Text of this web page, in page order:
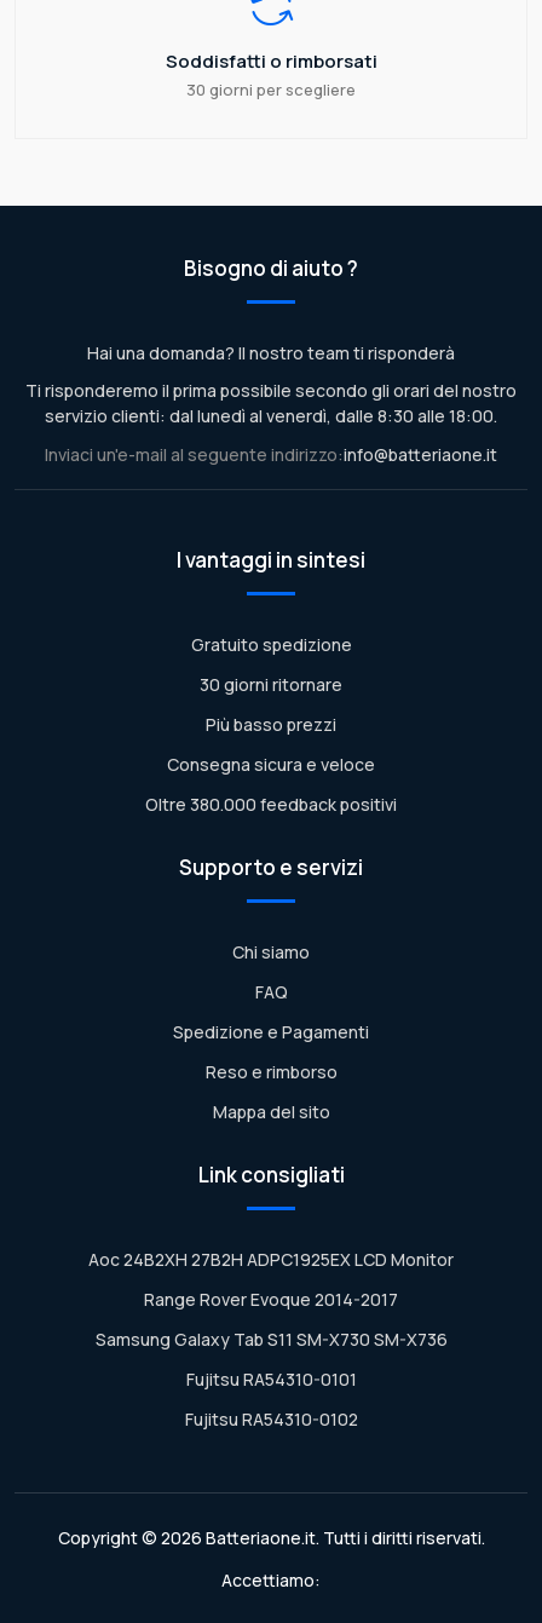
Soddisfatti o rimborsati
30 giorni per scegliere
Bisogno di aiuto ?
Hai una domanda? Il nostro team ti risponderà
Ti risponderemo il prima possibile secondo gli orari del nostro
servizio clienti: dal lunedì al venerdì, dalle 8:30 alle 18:00.
Inviaci un'e-mail al seguente indirizzo:info@batteriaone.it
I vantaggi in sintesi
Gratuito spedizione
30 giorni ritornare
Più basso prezzi
Consegna sicura e veloce
Oltre 380.000 feedback positivi
Supporto e servizi
Chi siamo
FAQ
Spedizione e Pagamenti
Reso e rimborso
Mappa del sito
Link consigliati
Aoc 24B2XH 27B2H ADPC1925EX LCD Monitor
Range Rover Evoque 2014-2017
Samsung Galaxy Tab S11 SM-X730 SM-X736
Fujitsu RA54310-0101
Fujitsu RA54310-0102
Copyright © 2026 Batteriaone.it. Tutti i diritti riservati.
Accettiamo: